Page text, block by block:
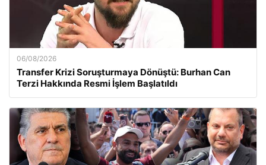
06/08/2026
Transfer Krizi Soruşturmaya Dönüştü: Burhan Can
Terzi Hakkında Resmi İşlem Başlatıldı